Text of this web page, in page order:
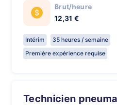
Brut/heure
12,31 €
Intérim
35 heures / semaine
Première expérience requise
technicien pneumatique thonon